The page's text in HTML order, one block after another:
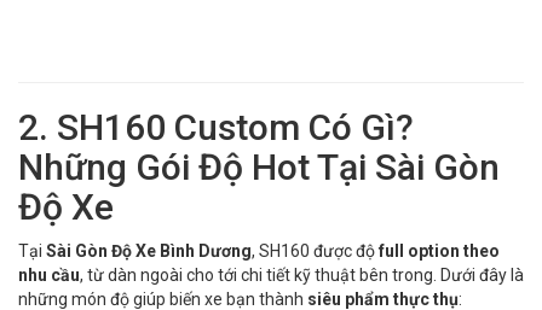
2. SH160 Custom Có Gì?
Những Gói Độ Hot Tại Sài Gòn
Độ Xe
Tại Sài Gòn Độ Xe Bình Dương, SH160 được độfull option theo
nhu cầu, từ dàn ngoài cho tới chi tiết kỹ thuật bên trong. Dưới đây là
những món độ giúp biến xe bạn thành siêu phẩm thực thụ: